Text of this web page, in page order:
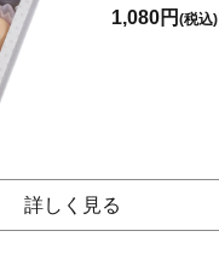
1,080円(税込)
詳しく見る